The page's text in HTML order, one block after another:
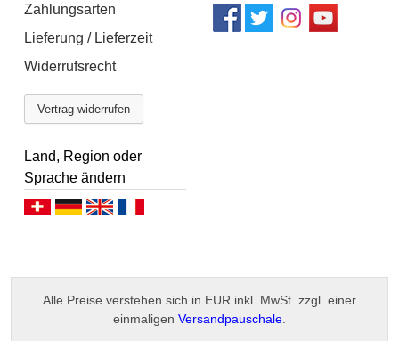
Zahlungsarten
Lieferung / Lieferzeit
Widerrufsrecht
Vertrag widerrufen
Land, Region oder
Sprache ändern
Deutsch (CH)Deutsch (DE)
Alle Preise verstehen sich in EUR inkl. MwSt. zzgl. einer
einmaligen Versandpauschale